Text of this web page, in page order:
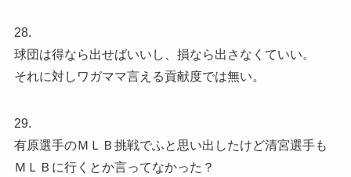
28.
球団は得なら出せばいいし、損なら出さなくていい。
それに対しワガママ言える貢献度では無い。
29.
有原選手のＭＬＢ挑戦でふと思い出したけど清宮選手も
ＭＬＢに行くとか言ってなかった？